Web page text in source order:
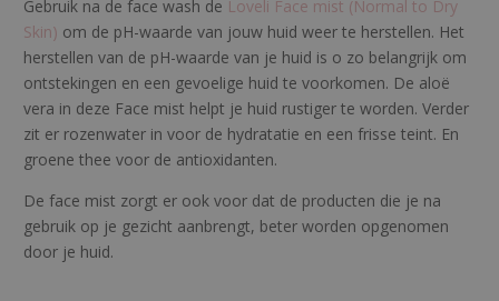
Gebruik na de face wash de Loveli Face mist (Normal to Dry
Skin) om de pH-waarde van jouw huid weer te herstellen. Het
herstellen van de pH-waarde van je huid is o zo belangrijk om
ontstekingen en een gevoelige huid te voorkomen. De aloë
vera in deze Face mist helpt je huid rustiger te worden. Verder
zit er rozenwater in voor de hydratatie en een frisse teint. En
groene thee voor de antioxidanten.
De face mist zorgt er ook voor dat de producten die je na
gebruik op je gezicht aanbrengt, beter worden opgenomen
door je huid.